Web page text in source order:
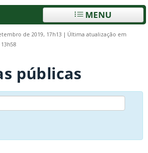
MENU
de 2019, 17h13 | Última atualização em
públicas